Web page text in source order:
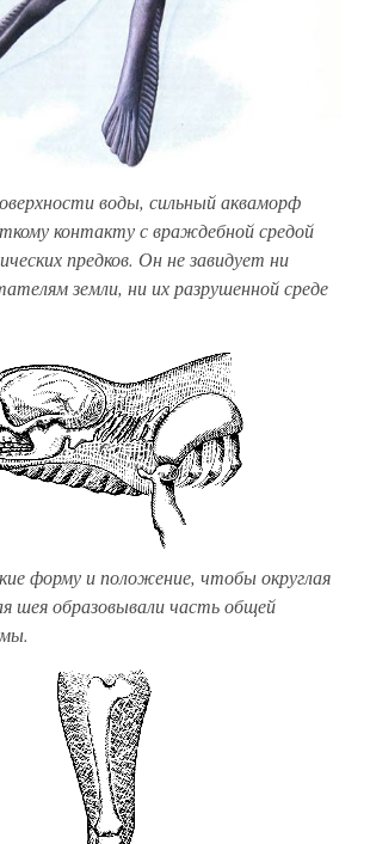
воды, сильный акваморф
контакту с враждебной средой
предков. Он не завидует ни
земли, ни их разрушенной среде
форму и положение, чтобы округлая
шея образовывали часть общей